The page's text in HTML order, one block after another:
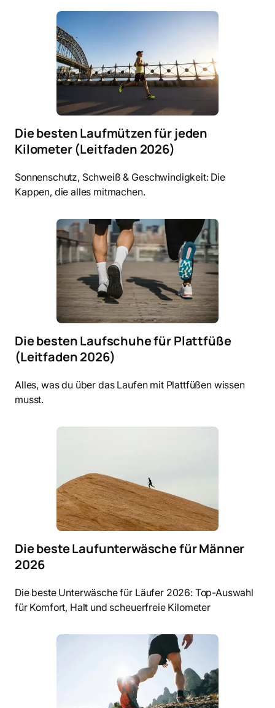
Die besten Laufmützen für jeden
Kilometer (Leitfaden 2026)
Sonnenschutz, Schweiß & Geschwindigkeit: Die
Kappen, die alles mitmachen.
Die besten Laufschuhe für Plattfüße
(Leitfaden 2026)
Alles, was du über das Laufen mit Plattfüßen wissen
musst.
Die beste Laufunterwäsche für Männer
2026
Die beste Unterwäsche für Läufer 2026: Top-Auswahl
für Komfort, Halt und scheuerfreie Kilometer